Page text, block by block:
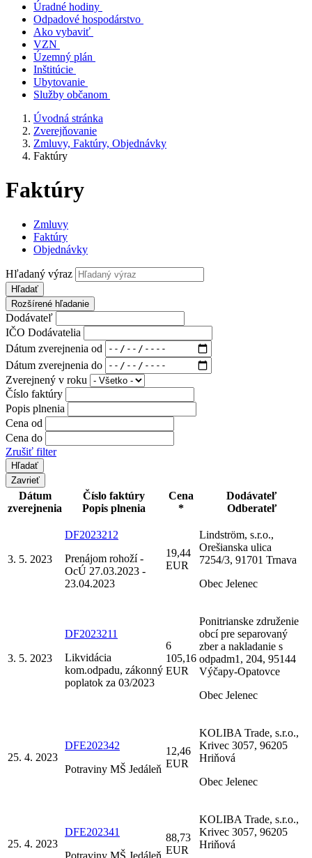
Úradné hodiny
Odpadové hospodárstvo
Ako vybaviť
VZN
Územný plán
Inštitúcie
Ubytovanie
Služby občanom
Úvodná stránka
Zverejňovanie
Zmluvy, Faktúry, Objednávky
Faktúry
Faktúry
Zmluvy
Faktúry
Objednávky
Hľadaný výraz
Hľadať
Rozšírené hľadanie
Dodávateľ
IČO Dodávatelia
Dátum zverejnenia od
Dátum zverejnenia do
Zverejnený v roku
Číslo faktúry
Popis plnenia
Cena od
Cena do
Zrušiť filter
Zavrieť
Dátum
zverejnenia
Číslo faktúry
Popis plnenia
Cena
*
Dodávateľ
Odberateľ
3. 5. 2023
DF2023212
Prenájom rohoží -
OcÚ 27.03.2023 -
23.04.2023
19,44
EUR
Lindström, s.r.o.,
Orešianska ulica
7254/3, 91701 Trnava
Obec Jelenec
3. 5. 2023
DF2023211
Likvidácia
kom.odpadu, zákonný
poplatok za 03/2023
6
105,16
EUR
Ponitrianske združenie
obcí pre separovaný
zber a nakladanie s
odpadm1, 204, 95144
Výčapy-Opatovce
Obec Jelenec
25. 4. 2023
DFE202342
Potraviny MŠ Jedáleň
12,46
EUR
KOLIBA Trade, s.r.o.,
Krivec 3057, 96205
Hriňová
Obec Jelenec
25. 4. 2023
DFE202341
Potraviny MŠ Jedáleň
88,73
EUR
KOLIBA Trade, s.r.o.,
Krivec 3057, 96205
Hriňová